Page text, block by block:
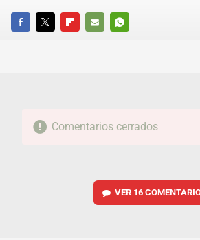
FACEBOOKTWITTERFLIPBOARD
E-
WHATSAPP
Comentarios cerrados
VER 16